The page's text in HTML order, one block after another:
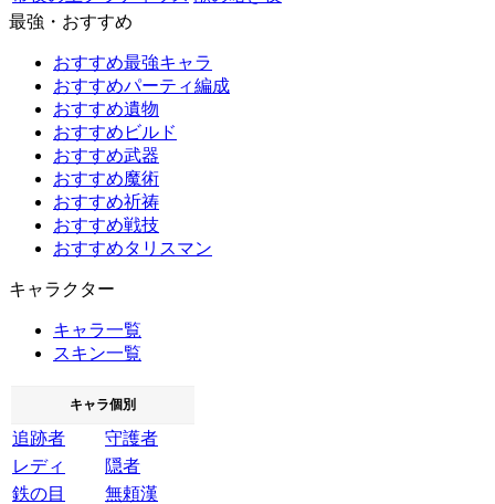
最強・おすすめ
おすすめ最強キャラ
おすすめパーティ編成
おすすめ遺物
おすすめビルド
おすすめ武器
おすすめ魔術
おすすめ祈祷
おすすめ戦技
おすすめタリスマン
キャラクター
キャラ一覧
スキン一覧
キャラ個別
追跡者
守護者
レディ
隠者
鉄の目
無頼漢